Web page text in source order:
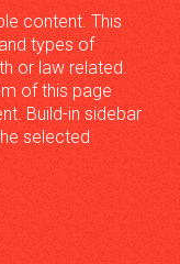
content. This
types of
or law related.
of this page
Build-in sidebar
selected